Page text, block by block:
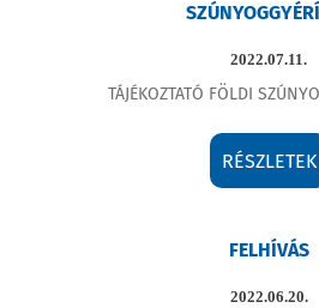
2022.07.11.
TÁJÉKOZTATÓ FÖLDI
RÉSZLETEK
FELHÍVÁS
2022.06.20.